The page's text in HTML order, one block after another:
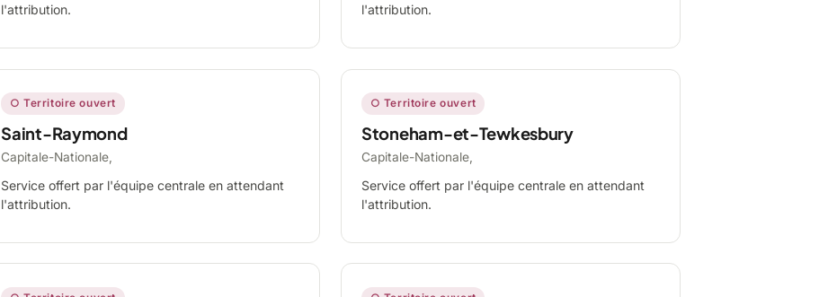
l'attribution.
l'attribution.
○ Territoire ouvert
Saint-Raymond
Capitale-Nationale,
Service offert par l'équipe centrale en attendant
l'attribution.
○ Territoire ouvert
Stoneham-et-Tewkesbury
Capitale-Nationale,
Service offert par l'équipe centrale en attendant
l'attribution.